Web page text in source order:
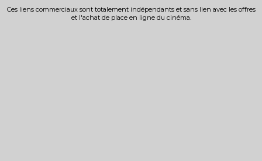
Ces liens commerciaux sont totalement indépendants et sans lien avec les offres
et l'achat de place en ligne du cinéma.